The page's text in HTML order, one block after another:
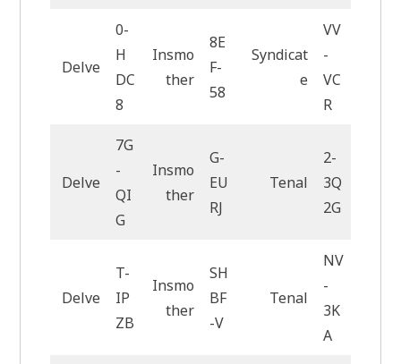
Delve
0-
H
DC
8
Insmo
ther
8E
F-
58
Syndicat
e
VV
-
VC
R
Delve
7G
-
QI
G
Insmo
ther
G-
EU
RJ
Tenal
2-
3Q
2G
Delve
T-
IP
ZB
Insmo
ther
SH
BF
-V
Tenal
NV
-
3K
A